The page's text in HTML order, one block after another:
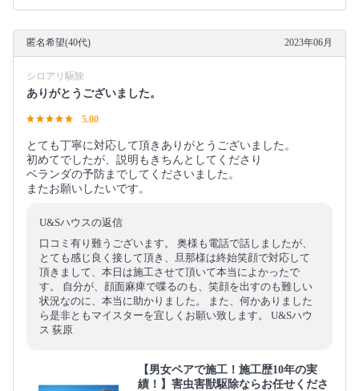
匿名希望(40代) 2023年06月
シロアリ駆除
ありがとうございました。
5.00
とても丁寧に対応して頂きありがとうございました。
初めてでしたが、説明もきちんとしてくださり
ベランダの予防までしてくださいました。
またお願いしたいです。
U&Sハウスの返信
口コミ有り難うございます。 奥様も電話で話しましたが、
とても感じ良く接して頂き、旦那様は終始笑顔で対応して
頂きまして、本日は施工させて頂いて本当によかったで
す。 自分が、顔面麻痺で喋るのも、笑顔を出すのも難しい
状況なのに、本当に助かりました。 また、何かありました
ら是非ともマイスターを宜しくお願い致します。 U&Sハウ
ス 荻原
【男女ペアで施工！施工歴10年の実
績！】害虫害獣駆除ならお任せくださ